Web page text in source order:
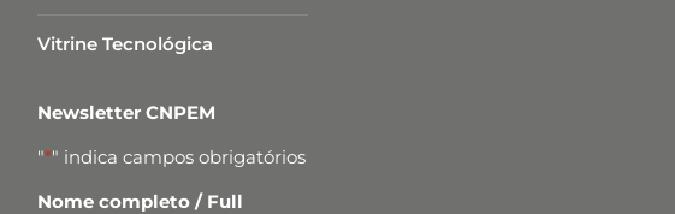
Vitrine Tecnológica
Newsletter CNPEM
"*" indica campos obrigatórios
Nome completo / Full